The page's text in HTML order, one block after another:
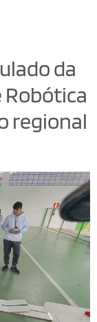
da
Robótica
regional